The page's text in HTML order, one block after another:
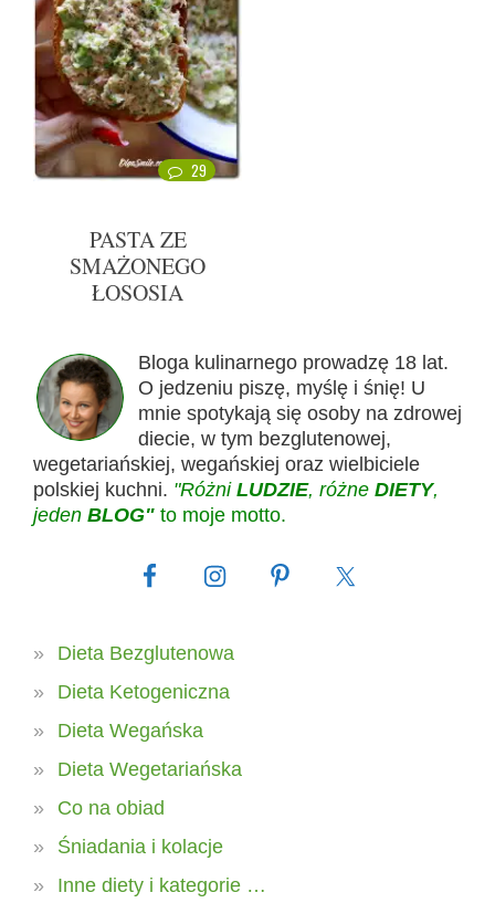
29
PASTA ZE
SMAŻONEGO
ŁOSOSIA
Bloga kulinarnego prowadzę 18 lat.
O jedzeniu piszę, myślę i śnię! U
mnie spotykają się osoby na zdrowej
diecie, w tym bezglutenowej,
wegetariańskiej, wegańskiej oraz wielbiciele
polskiej kuchni. "Różni LUDZIE, różne DIETY,
jeden BLOG" to moje motto.
Dieta Bezglutenowa
Dieta Ketogeniczna
Dieta Wegańska
Dieta Wegetariańska
Co na obiad
Śniadania i kolacje
Inne diety i kategorie …